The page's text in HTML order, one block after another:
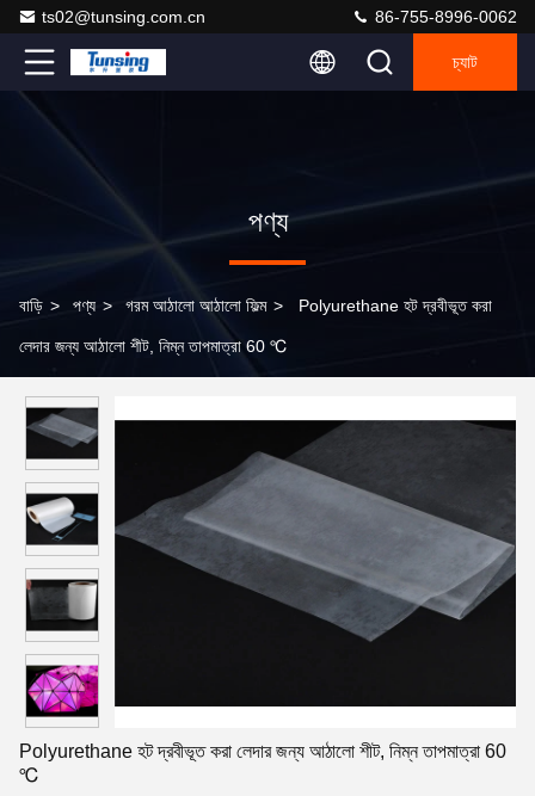
ts02@tunsing.com.cn 86-755-8996-0062
চ্যাট
পণ্য
বাড়ি > পণ্য > গরম আঠালো আঠালো ফিল্ম > Polyurethane হট দ্রবীভূত করা
লেদার জন্য আঠালো শীট, নিম্ন তাপমাত্রা 60 ℃
Polyurethane হট দ্রবীভূত করা লেদার জন্য আঠালো শীট, নিম্ন তাপমাত্রা 60
℃